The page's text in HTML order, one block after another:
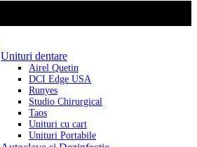
Unituri dentare
Airel Quetin
DCI Edge USA
Runyes
Studio Chirurgical
Taos
Unituri cu cart
Unituri Portabile